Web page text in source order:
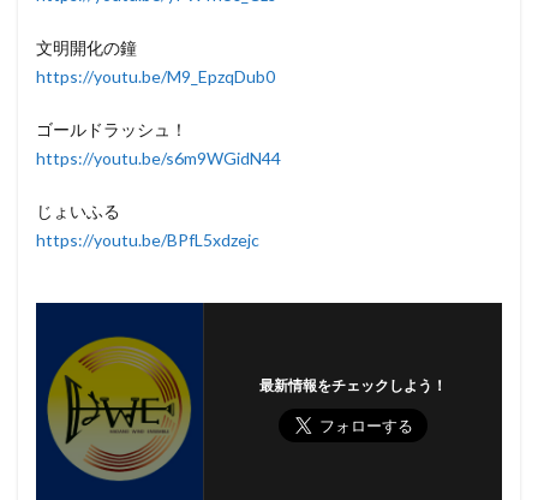
文明開化の鐘
https://youtu.be/M9_EpzqDub0
ゴールドラッシュ！
https://youtu.be/s6m9WGidN44
じょいふる
https://youtu.be/BPfL5xdzejc
最新情報をチェックしよう！